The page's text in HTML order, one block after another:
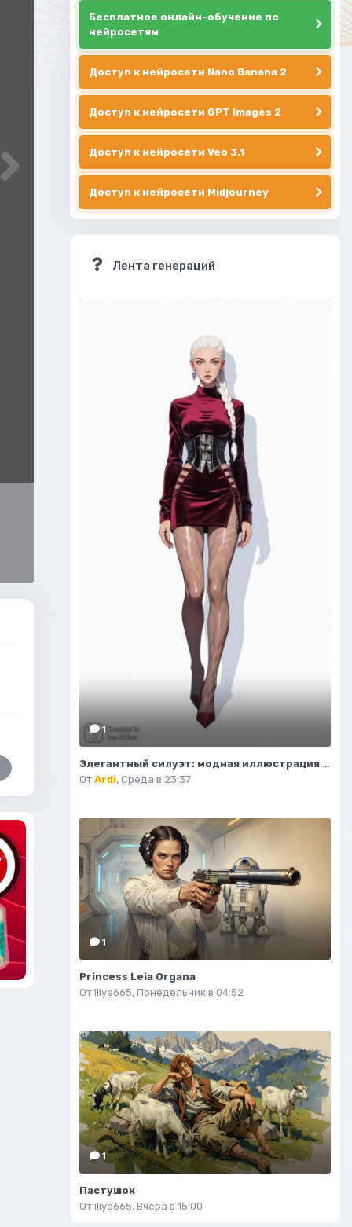
Бесплатное онлайн-обучение по
нейросетям
Доступ к нейросети Nano Banana 2
Доступ к нейросети GPT Images 2
Доступ к нейросети Veo 3.1
Доступ к нейросети Midjourney
Лента генераций
1
Элегантный силуэт: модная иллюстрация в стиле хай-енд журнала. Изображение из нейросети Flux.1
От Ardi, Среда в 23:37
1
Princess Leia Organa
От iliya665, Понедельник в 04:52
1
Пастушок
От iliya665, Вчера в 15:00